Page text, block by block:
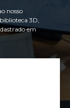
nosso
3D,
em